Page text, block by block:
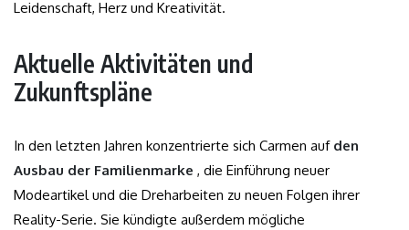
Leidenschaft, Herz und Kreativität.
Aktuelle Aktivitäten und
Zukunftspläne
In den letzten Jahren konzentrierte sich Carmen auf den
Ausbau der Familienmarke , die Einführung neuer
Modeartikel und die Dreharbeiten zu neuen Folgen ihrer
Reality-Serie. Sie kündigte außerdem mögliche